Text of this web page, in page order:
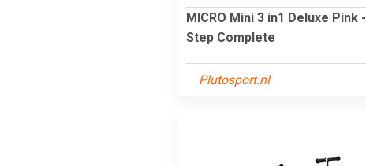
MICRO Mini 3 in1 Deluxe Pink -
Step Complete
Plutosport.nl